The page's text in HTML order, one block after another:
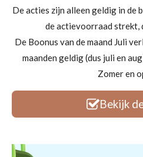
De acties zijn alleen geldig in de
de actievoorraad strekt,
De Boonus van de maand Juli
maanden geldig (dus juli en
Zomer en
Bekijk